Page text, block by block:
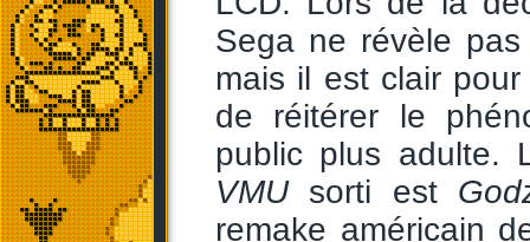
Sega ne révèle
mais il est clair
de réitérer le
public plus adulte.
VMUsorti est
remake américain